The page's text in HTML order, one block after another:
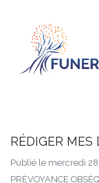
RÉDIGER MES
Publié le mercredi
PRÉVOYANCE